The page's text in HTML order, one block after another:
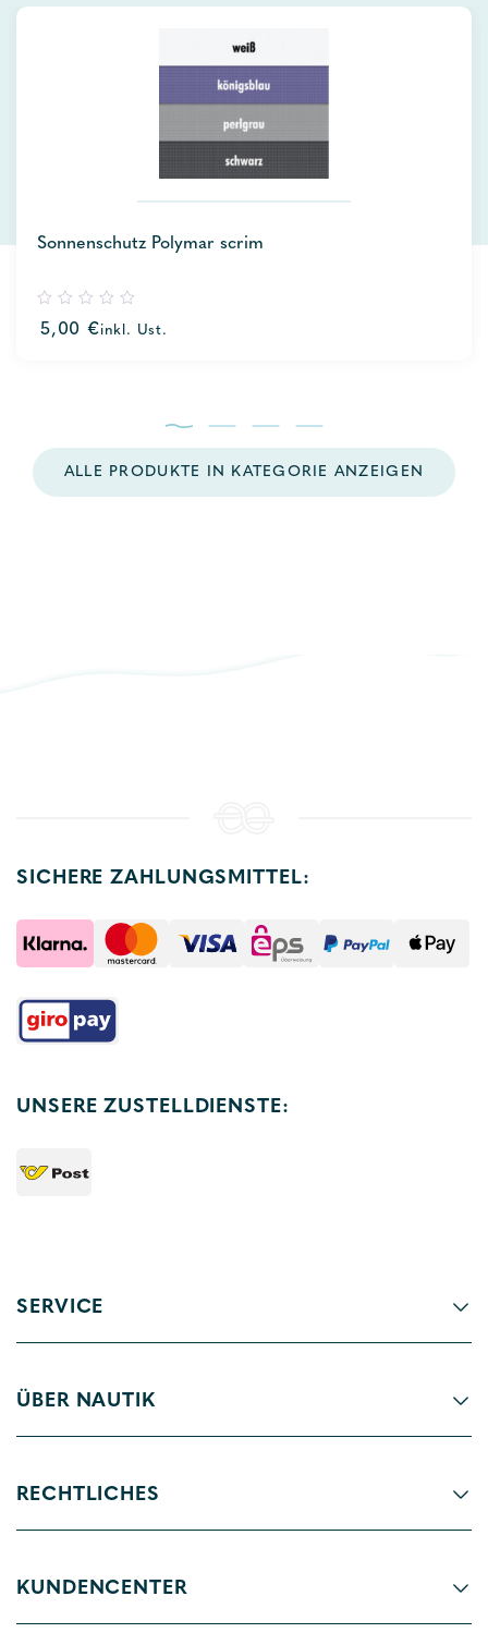
Sonnenschutz Polymar scrim
out
5,00 €inkl. Ust.
ALLE PRODUKTE IN KATEGORIE ANZEIGEN
SICHERE ZAHLUNGSMITTEL:
UNSERE ZUSTELLDIENSTE:
SERVICE
ÜBER NAUTIK
RECHTLICHES
KUNDENCENTER